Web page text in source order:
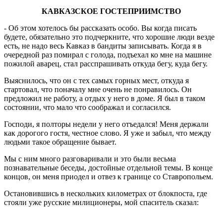
КАВКАЗСКОЕ ГОСТЕПРИИМСТВО
- Об этом хотелось бы рассказать особо. Вы когда писать
будете, обязательно это подчеркните, что хорошие люди везде
есть, не надо весь Кавказ в бандиты записывать. Когда я в
очередной раз помирал с голода, подъехал ко мне на машине
пожилой аварец, стал расспрашивать откуда бегу, куда бегу.
Выяснилось, что он с тех самых горных мест, откуда я
стартовал, что поначалу мне очень не понравилось. Он
предложил не работу, а отдых у него в доме. Я был в таком
состоянии, что мало что соображал и согласился.
Господи, я полторы недели у него отъедался! Меня держали
как дорогого гостя, честное слово. Я уже и забыл, что между
людьми такое обращение бывает.
Мы с ним много разговаривали и это были весьма
познавательные беседы, достойные отдельной темы. В конце
концов, он меня приодел и отвез к границе со Ставропольем.
Остановившись в нескольких километрах от блокпоста, где
стояли уже русские милиционеры, мой спаситель сказал: